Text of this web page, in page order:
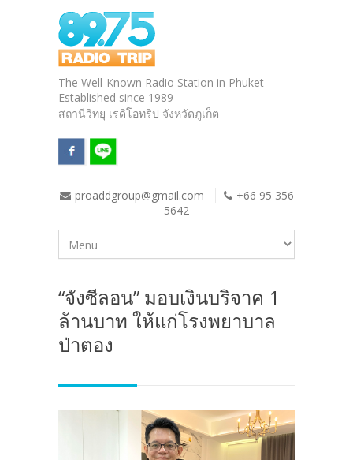
The Well-Known Radio Station in Phuket
Established since 1989
สถานีวิทยุ เรดิโอทริป จังหวัดภูเก็ต
proaddgroup@gmail.com
+66 95 356
5642
“จังซีลอน” มอบเงินบริจาค 1
ล้านบาท ให้แก่โรงพยาบาล
ป่าตอง